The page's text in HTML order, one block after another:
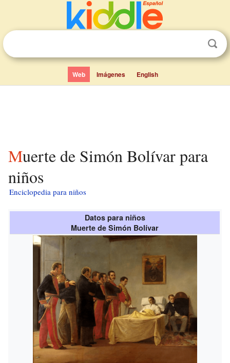
Web Imágenes English
Muerte de Simón Bolívar para
niños
Enciclopedia para niños
Datos para niños
Muerte de Simón Bolívar